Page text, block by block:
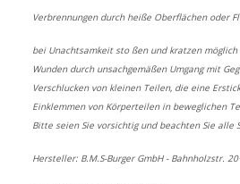
Verbrennungen durch heiße Oberflächen oder
bei Unachtsamkeit sto ßen und kratzen möglich
Wunden durch unsachgemäßen Umgang mit
Verschlucken von kleinen Teilen, die eine
Einklemmen von Körperteilen in beweglichen
Bitte seien Sie vorsichtig und beachten Sie alle
Hersteller: B.M.S-Burger GmbH - Bahnholzstr.